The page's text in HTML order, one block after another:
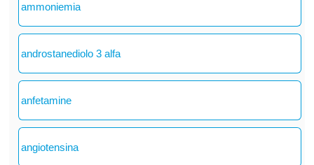
ammoniemia
androstanediolo 3 alfa
anfetamine
angiotensina